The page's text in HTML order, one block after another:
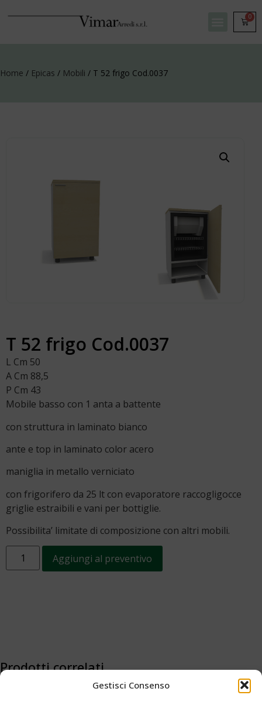
Gestisci Consenso
0
Home / Epicas / Mobili / T 52 frigo Cod.0037
T 52 frigo Cod.0037
L Cm 50
A Cm 88,5
P Cm 43
Mobile basso con 1 anta a battente
con struttura in laminato bianco
ante e top in laminato color acero
maniglia in metallo verniciato
con frigorifero da 25 lt con evaporatore raccogligocce
griglie estraibili e vani per bottiglie.
Possibilita’ limitate di composizione con altri mobili.
Aggiungi al preventivo
Prodotti correlati